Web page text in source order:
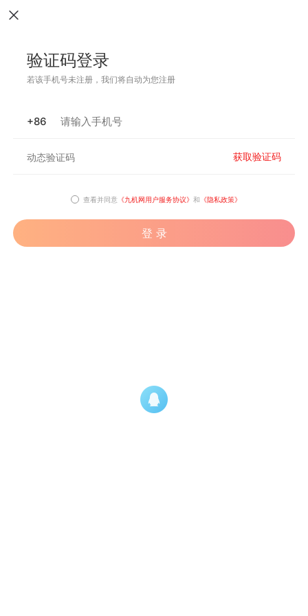
验证码登录
若该手机号未注册，我们将自动为您注册
+86
获取验证码
查看并同意 《九机网用户服务协议》 和 《隐私政策》
登 录